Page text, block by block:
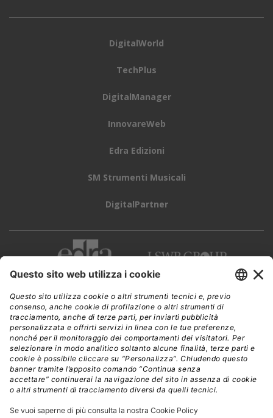
DigitalWorld
TechPlus
DigitalManager
InnovareWeb
Edra Edizioni
SM Strumenti Musicali
DigitalPartner
CWI è una testata giornalistica diEdra Edizioni s.r.l.
Direzione, amministrazione, redazione, pubblicità
Viale Enrico Forlanini 21 - 20134 Milano
Tel. +39 02 881841
C.F./P IVA 13002100157
www.edraedizioni.it|Privacy
Follow Us